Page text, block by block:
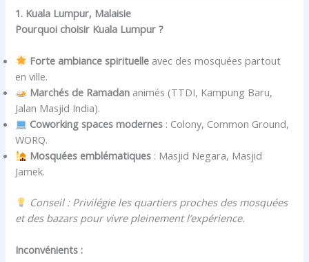
1. Kuala Lumpur, Malaisie
Pourquoi choisir Kuala Lumpur ?
Forte ambiance spirituelle avec des mosquées partout
en ville.
Marchés de Ramadan animés (TTDI, Kampung Baru,
Jalan Masjid India).
Coworking spaces modernes : Colony, Common Ground,
WORQ.
Mosquées emblématiques : Masjid Negara, Masjid
Jamek.
Conseil : Privilégie les quartiers proches des mosquées
et des bazars pour vivre pleinement l’expérience.
Inconvénients :